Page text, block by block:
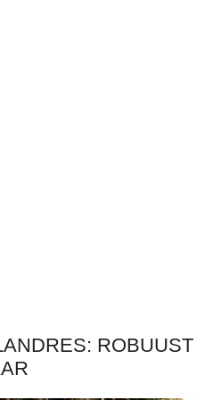
ROBUUST